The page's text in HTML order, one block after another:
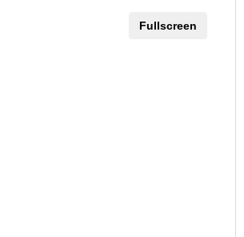
Fullscreen